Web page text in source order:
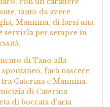
tanto da avere
Mannina, di farsi una
servirla per sempre in
di Tano alla
farà nascere
Caterina e Mannina.
di Caterina
di boccata d’aria